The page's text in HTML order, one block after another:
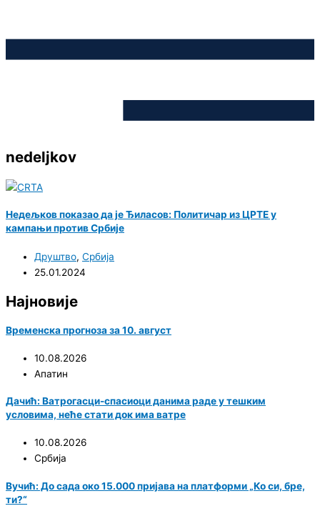
nedeljkov
Недељков показао да је Ђиласов: Политичар из ЦРТЕ у
кампањи против Србије
Друштво, Србија
25.01.2024
Најновије
Временска прогноза за 10. август
10.08.2026
Апатин
Дачић: Ватрoгасци-спасиоци данима раде у тешким
условима, неће стати док има ватре
10.08.2026
Србија
Вучић: До сада око 15.000 пријава на платформи „Ко си, бре,
ти?“